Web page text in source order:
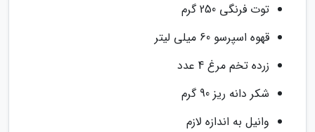
توت فرنگی 250 گرم
قهوه اسپرسو 60 میلی لیتر
زرده تخم مرغ 4 عدد
شکر دانه ریز 90 گرم
وانیل به اندازه لازم